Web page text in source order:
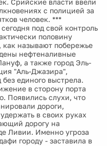
Срийские власти ввели
с полицией за
человек. ***
под свой контроль
половину
называют побережье
нефтеналивные
а также город Эль-
"Аль-Джазира",
единого выстрела.
в сторону порта
Появились слухи, что
дороги,
в своих руках
дорогу на
Ливии. Именно угроза
городу - заставила в